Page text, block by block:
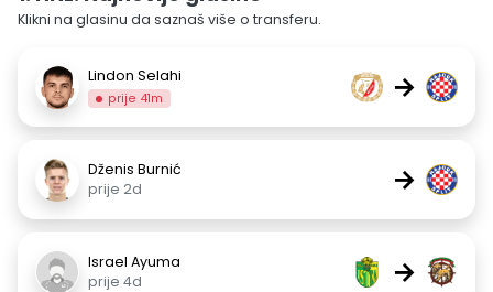
Klikni na glasinu da saznaš više o transferu.
Lindon Selahi
prije 41m →
Dženis Burnić
prije 2d
→
Israel Ayuma
prije 4d
→